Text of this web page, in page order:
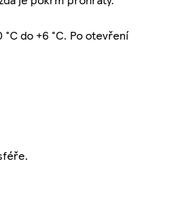
do +6 °C. Po otevření